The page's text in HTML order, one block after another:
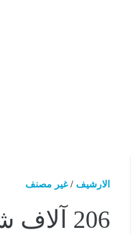
الارشيف /غير مصنف
206